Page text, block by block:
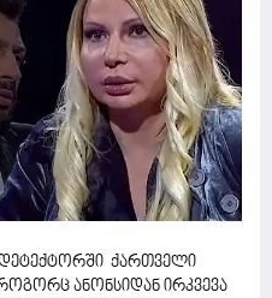
დეტექტორში ქართველი
ანონსიდან ირკვევა